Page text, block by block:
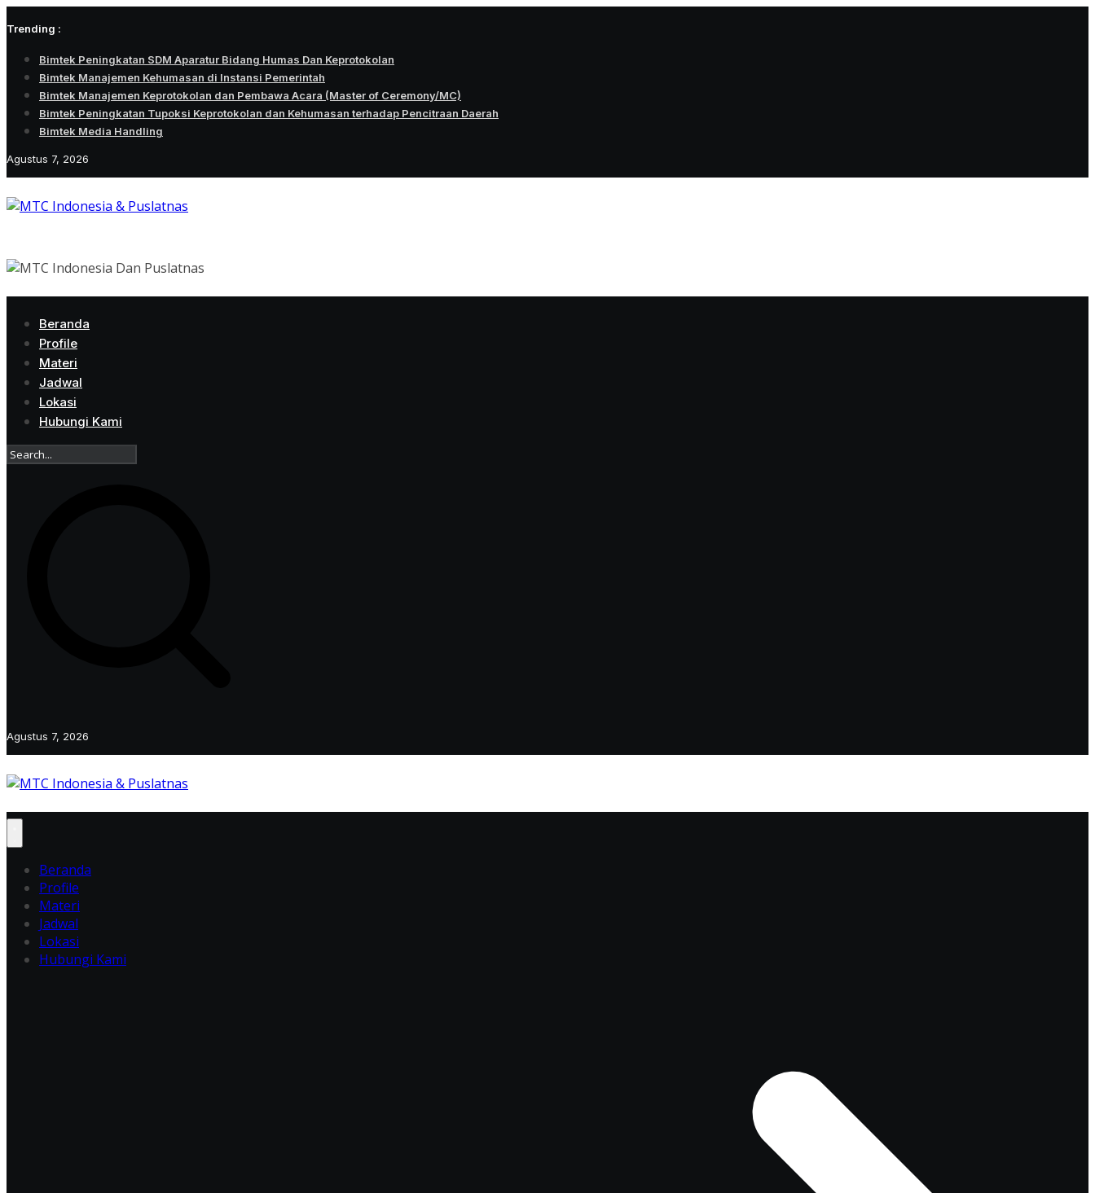
to
Trending :
Bimtek Peningkatan SDM Aparatur Bidang Humas Dan Keprotokolan
Bimtek Manajemen Kehumasan di Instansi Pemerintah
Bimtek Manajemen Keprotokolan dan Pembawa Acara (Master of Ceremony/MC)
Bimtek Peningkatan Tupoksi Keprotokolan dan Kehumasan terhadap Pencitraan Daerah
Bimtek Media Handling
Agustus 7, 2026
Beranda
Profile
Materi
Jadwal
Lokasi
Hubungi Kami
Agustus 7, 2026
Beranda
Profile
Materi
Jadwal
Lokasi
Hubungi Kami